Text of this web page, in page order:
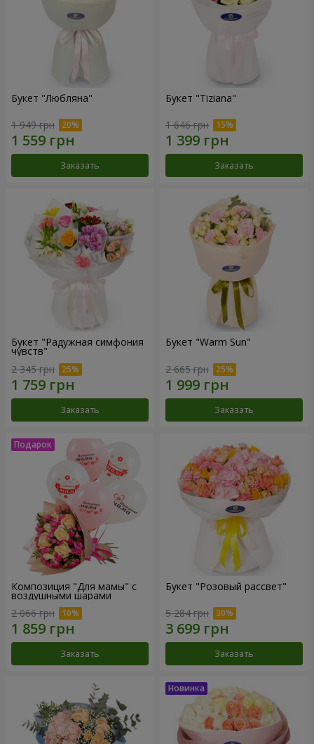
Букет "Любляна"
1 949 грн
Заказать
Букет "Tiziana"
1 646 грн
Заказать
Букет "Радужная симфония
чувств"
2 345 грн
Заказать
Букет "Warm Sun"
2 665 грн
Заказать
Композиция "Для мамы" с
воздушными шарами
2 066 грн
Заказать
Букет "Розовый рассвет"
5 284 грн
Заказать